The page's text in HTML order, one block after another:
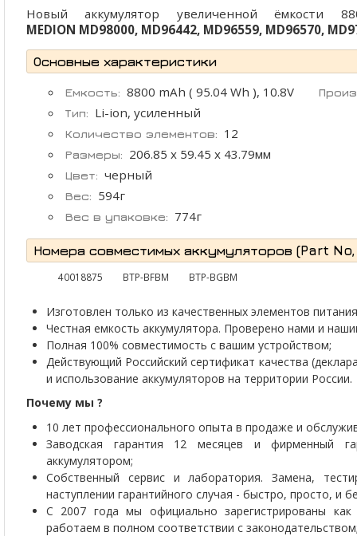
Новый аккумулятор увеличенной ёмкости
MEDION MD98000, MD96442, MD96559, MD96570,
Основные характеристики
Емкость: 8800 mAh ( 95.04 Wh ), 10.8V
Тип: Li-ion, усиленный
Количество элементов: 12
Размеры: 206.85 x 59.45 x 43.79мм
Цвет: черный
Вес: 594г
Вес в упаковке: 774г
Номера совместимых аккумуляторов (Part No,
40018875 BTP-BFBM BTP-BGBM
Изготовлен только из качественных элементов
Честная емкость аккумулятора. Проверено нами и
Полная 100% совместимость с вашим устройством;
Действующий Российский сертификат качества
и использование аккумуляторов на территории России.
Почему мы ?
10 лет профессионального опыта в продаже и
Заводская гарантия 12 месяцев и фирменный
аккумулятором;
Собственный сервис и лаборатория. Замена,
наступлении гарантийного случая - быстро, просто, и
С 2007 года мы официально зарегистрированы
работаем в полном соответствии с